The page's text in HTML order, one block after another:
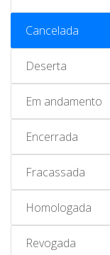
Cancelada
Deserta
Em andamento
Encerrada
Fracassada
Homologada
Revogada